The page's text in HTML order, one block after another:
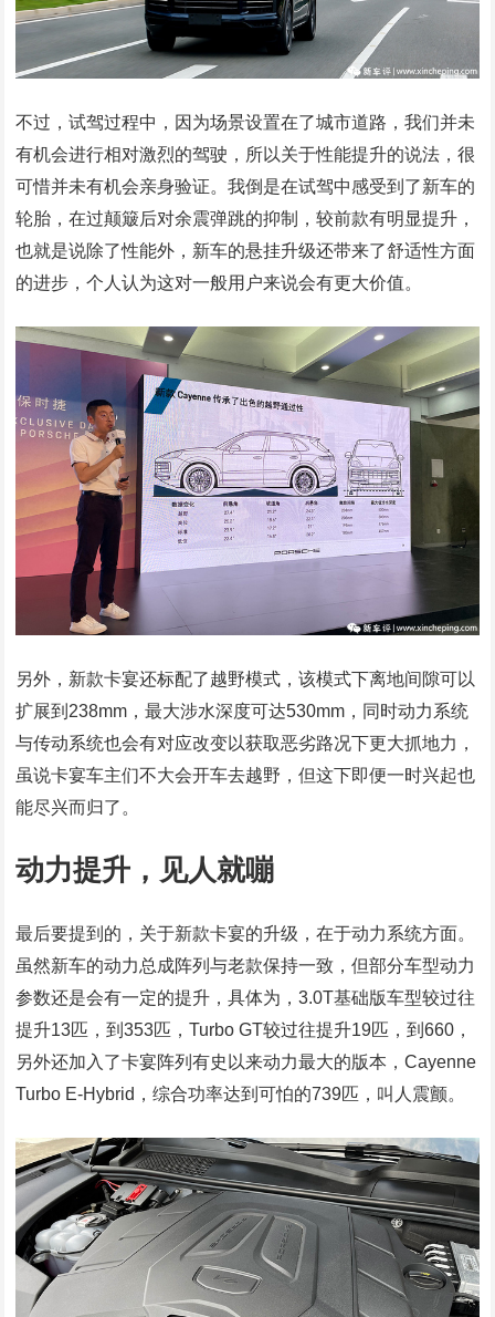
不过，试驾过程中，因为场景设置在了城市道路，我们并未
有机会进行相对激烈的驾驶，所以关于性能提升的说法，很
可惜并未有机会亲身验证。我倒是在试驾中感受到了新车的
轮胎，在过颠簸后对余震弹跳的抑制，较前款有明显提升，
也就是说除了性能外，新车的悬挂升级还带来了舒适性方面
的进步，个人认为这对一般用户来说会有更大价值。
另外，新款卡宴还标配了越野模式，该模式下离地间隙可以
扩展到238mm，最大涉水深度可达530mm，同时动力系统
与传动系统也会有对应改变以获取恶劣路况下更大抓地力，
虽说卡宴车主们不大会开车去越野，但这下即便一时兴起也
能尽兴而归了。
动力提升，见人就嘣
最后要提到的，关于新款卡宴的升级，在于动力系统方面。
虽然新车的动力总成阵列与老款保持一致，但部分车型动力
参数还是会有一定的提升，具体为，3.0T基础版车型较过往
提升13匹，到353匹，Turbo GT较过往提升19匹，到660，
另外还加入了卡宴阵列有史以来动力最大的版本，Cayenne
Turbo E-Hybrid，综合功率达到可怕的739匹，叫人震颤。